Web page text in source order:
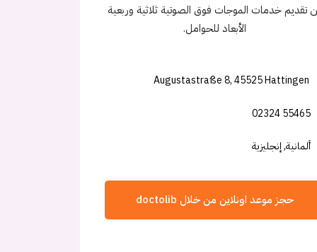
تقديم خدمات الموجات فوق الصوتية ثلاثية وربعية
الأبعاد للحوامل.
Augustastraße 8, 45525 Hattingen
02324 55465
ألمانية, إنجليزية
حجز موعد اونلاين من خلال doctolib